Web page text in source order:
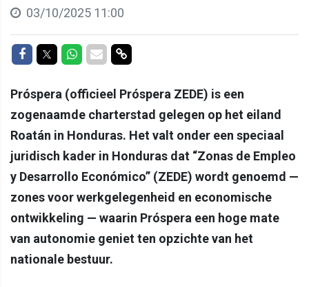
03/10/2025 11:00
Delen op Facebook
Delen op Twitter
Delen op Whatsapp
Delen via Mail
Delen via link
Próspera (officieel Próspera ZEDE) is een
zogenaamde charterstad gelegen op het eiland
Roatán in Honduras. Het valt onder een speciaal
juridisch kader in Honduras dat “Zonas de Empleo
y Desarrollo Económico” (ZEDE) wordt genoemd —
zones voor werkgelegenheid en economische
ontwikkeling — waarin Próspera een hoge mate
van autonomie geniet ten opzichte van het
nationale bestuur.